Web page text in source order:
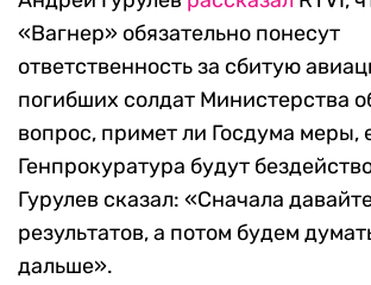
«Вагнер» обязательно понесут
ответственность за сбитую
погибших солдат Министерства
вопрос, примет ли Госдума меры,
Генпрокуратура будут
Гурулев сказал: «Сначала
результатов, а потом будем
дальше».